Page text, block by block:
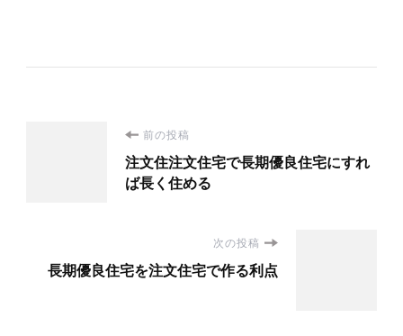
ビ
前の投稿
注文住注文住宅で長期優良住宅にすれ
ば長く住める
次の投稿
長期優良住宅を注文住宅で作る利点